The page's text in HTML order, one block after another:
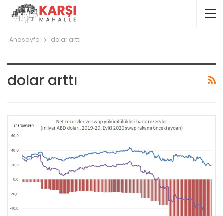
Anasayfa dolar arttı
dolar arttı